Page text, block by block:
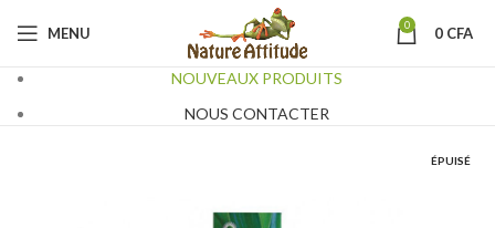
MENU 0 0 CFA
NOUVEAUX PRODUITS
NOUS CONTACTER
ÉPUISÉ